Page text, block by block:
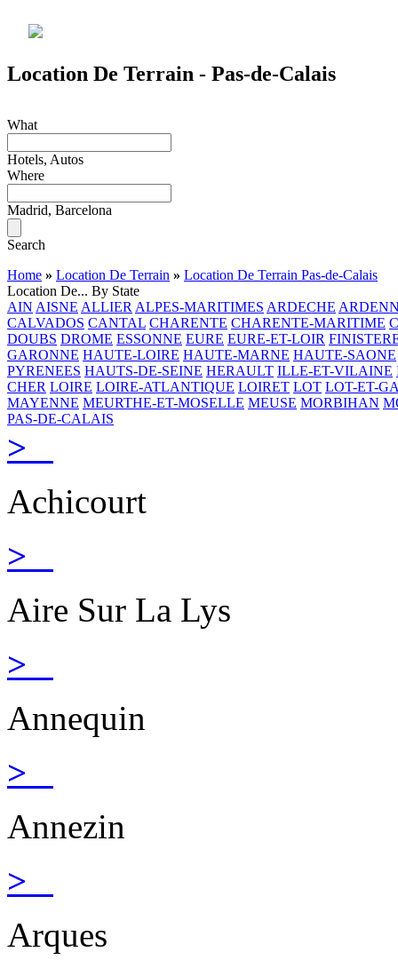
Location De Terrain - Pas-de-Calais
What
Hotels, Autos
Where
Madrid, Barcelona
Search
Home » Location De Terrain » Location De Terrain Pas-de-Calais
Location De... By State
AIN AISNE ALLIER ALPES-MARITIMES ARDECHE
CALVADOS CANTAL CHARENTE CHARENTE-MARITIME
DOUBS DROME ESSONNE EURE EURE-ET-LOIR
GARONNE HAUTE-LOIRE HAUTE-MARNE HAUTE-SAONE
PYRENEES HAUTS-DE-SEINE HERAULT ILLE-ET-VILAINE
CHER LOIRE LOIRE-ATLANTIQUE LOIRET LOT LOT-ET-
MAYENNE MEURTHE-ET-MOSELLE MEUSE MORBIHAN
PAS-DE-CALAIS
>
Achicourt
>
Aire Sur La Lys
>
Annequin
>
Annezin
>
Arques